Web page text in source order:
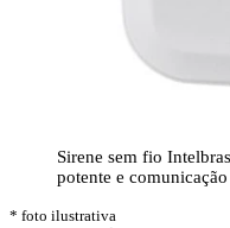
Sirene sem fio
potente e
* foto ilustrativa